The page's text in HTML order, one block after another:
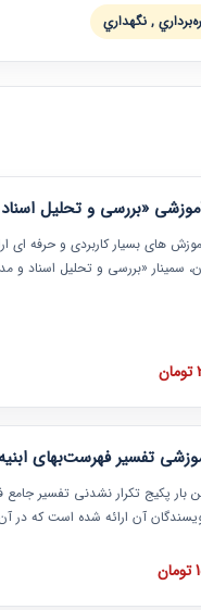
, نگهداري
«بررسی و تحلیل
های بسیار کاربردی و حرفه‏ ای
سمینار «بررسی و تحلیل اسناد و
این خصوص ارائه شده است.
تفسیر فهرست‌بهای
بار پکیج تکرار نشدنی تفسیر جامع
آن ارائه شده است که
و به همراه تصاویر عملیات
ارائه شده است. این دوره با